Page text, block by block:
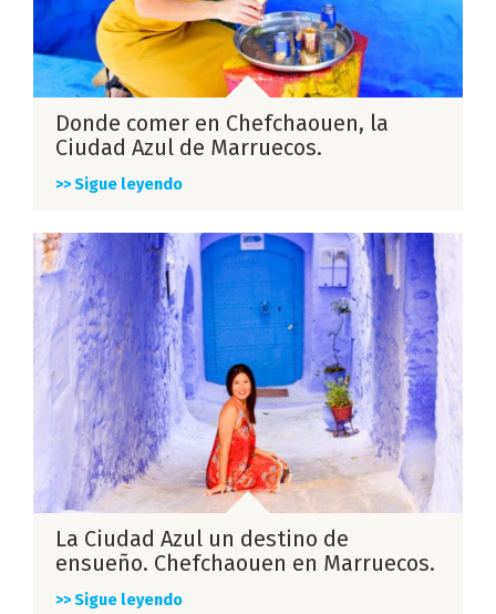
Donde comer en Chefchaouen, la
Ciudad Azul de Marruecos.
>> Sigue leyendo
La Ciudad Azul un destino de
ensueño. Chefchaouen en Marruecos.
>> Sigue leyendo